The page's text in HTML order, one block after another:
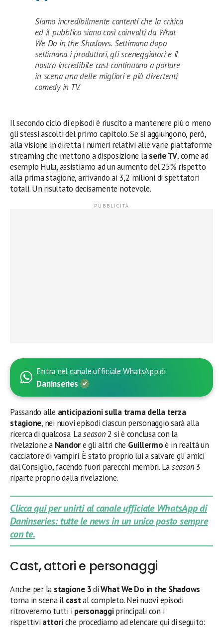
Siamo incredibilmente contenti che la critica
ed il pubblico siano così coinvolti da What
We Do in the Shadows. Settimana dopo
settimana i produttori, gli sceneggiatori e il
nostro incredibile cast continuano a portare
in scena una delle migliori e più divertenti
comedy in TV.
Il secondo ciclo di episodi è riuscito a mantenere più o meno
gli stessi ascolti del primo capitolo. Se si aggiungono, però,
alla visione in diretta i numeri relativi alle varie piattaforme
streaming che mettono a disposizione laserie TV, come ad
esempio Hulu, assistiamo ad un aumento del 25% rispetto
alla prima stagione, arrivando ai 3,2 milioni di spettatori
totali. Un risultato decisamente notevole.
Entra nel canale ufficiale WhatsApp di
Daninseries
Passando alle anticipazioni sulla trama della terza
stagione, nei nuovi episodi ciascun personaggio sarà alla
ricerca di qualcosa. Laseason2 si è conclusa con la
rivelazione a Nandore gli altri che Guillermoè in realtà un
cacciatore di vampiri. È stato proprio lui a salvare gli amici
dal Consiglio, facendo fuori parecchi membri. Laseason 3
riparte proprio dalla rivelazione.
Clicca qui per unirti al canale ufficiale WhatsApp di
Daninseries: tutte le news in un unico posto sempre
con te.
Cast, attori e personaggi
Anche per la stagione 3diWhat We Do in the Shadows
torna in scena ilcastal completo. Nei nuovi episodi
ritroveremo tutti i personaggiprincipali con i
rispettivi attoriche procediamo ad elencare qui di seguito: